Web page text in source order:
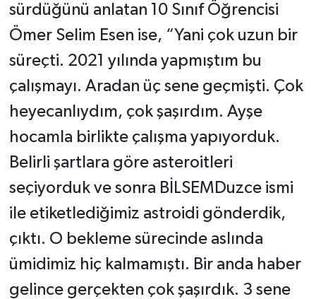
sürdüğünü anlatan 10 Sınıf Öğrencisi
Ömer Selim Esen ise, “Yani çok uzun bir
süreçti. 2021 yılında yapmıştım bu
çalışmayı. Aradan üç sene geçmişti. Çok
heyecanlıydım, çok şaşırdım. Ayşe
hocamla birlikte çalışma yapıyorduk.
Belirli şartlara göre asteroitleri
seçiyorduk ve sonra BİLSEMDuzce ismi
ile etiketlediğimiz astroidi gönderdik,
çıktı. O bekleme sürecinde aslında
ümidimiz hiç kalmamıştı. Bir anda haber
gelince gerçekten çok şaşırdık. 3 sene